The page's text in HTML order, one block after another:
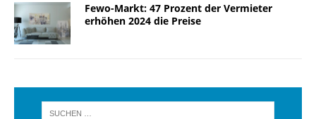
Fewo-Markt: 47 Prozent der Vermieter
erhöhen 2024 die Preise